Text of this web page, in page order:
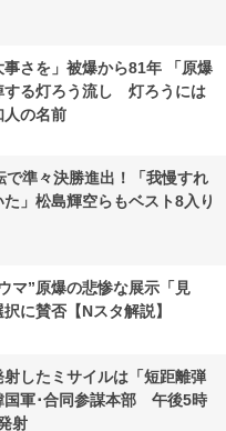
事さを」被爆から81年 「原爆
する灯ろう流し 灯ろうには
人の名前
準々決勝進出！「我慢すれ
」松島輝空らもベスト8入り
マ”原爆の悲惨な展示「見
に賛否【Nスタ解説】
したミサイルは「短距離弾
軍･合同参謀本部 午後5時
射